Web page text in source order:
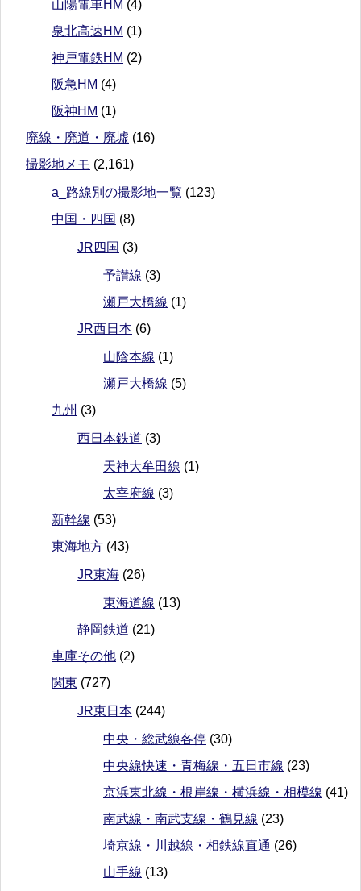
山陽電車HM (4)
泉北高速HM (1)
神戸電鉄HM (2)
阪急HM (4)
阪神HM (1)
廃線・廃道・廃墟 (16)
撮影地メモ (2,161)
a_路線別の撮影地一覧 (123)
中国・四国 (8)
JR四国 (3)
予讃線 (3)
瀬戸大橋線 (1)
JR西日本 (6)
山陰本線 (1)
瀬戸大橋線 (5)
九州 (3)
西日本鉄道 (3)
天神大牟田線 (1)
太宰府線 (3)
新幹線 (53)
東海地方 (43)
JR東海 (26)
東海道線 (13)
静岡鉄道 (21)
車庫その他 (2)
関東 (727)
JR東日本 (244)
中央・総武線各停 (30)
中央線快速・青梅線・五日市線 (23)
京浜東北線・根岸線・横浜線・相模線 (41)
南武線・南武支線・鶴見線 (23)
埼京線・川越線・相鉄線直通 (26)
山手線 (13)